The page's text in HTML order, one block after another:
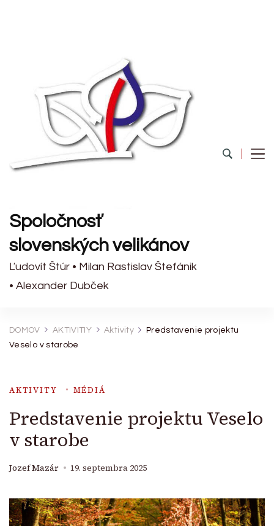
Spoločnosť
slovenských velikánov
Ľudovít Štúr • Milan Rastislav Štefánik
• Alexander Dubček
DOMOV AKTIVITIY Aktivity
Predstavenie projektu
Veselo v starobe
AKTIVITY MÉDIÁ
Predstavenie projektu Veselo
v starobe
Jozef Mazár 19. septembra 2025